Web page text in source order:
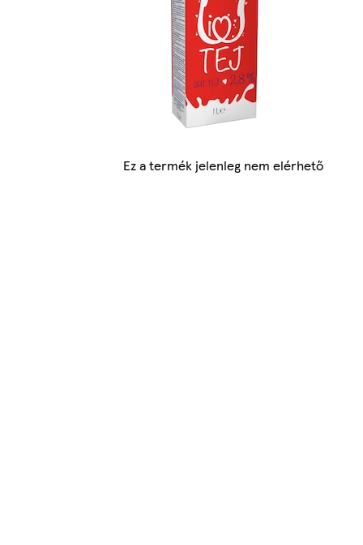
Ez a termék jelenleg nem elérhető